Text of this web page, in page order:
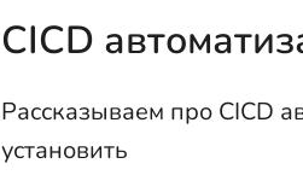
CICD
Рассказываем про CICD
установить